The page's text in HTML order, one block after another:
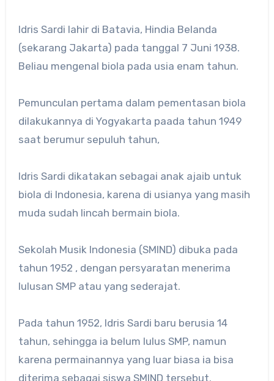
Idris Sardi lahir di Batavia, Hindia Belanda
(sekarang Jakarta) pada tanggal 7 Juni 1938.
Beliau mengenal biola pada usia enam tahun.
Pemunculan pertama dalam pementasan biola
dilakukannya di Yogyakarta paada tahun 1949
saat berumur sepuluh tahun,
Idris Sardi dikatakan sebagai anak ajaib untuk
biola di Indonesia, karena di usianya yang masih
muda sudah lincah bermain biola.
Sekolah Musik Indonesia (SMIND) dibuka pada
tahun 1952 , dengan persyaratan menerima
lulusan SMP atau yang sederajat.
Pada tahun 1952, Idris Sardi baru berusia 14
tahun, sehingga ia belum lulus SMP, namun
karena permainannya yang luar biasa ia bisa
diterima sebagai siswa SMIND tersebut.